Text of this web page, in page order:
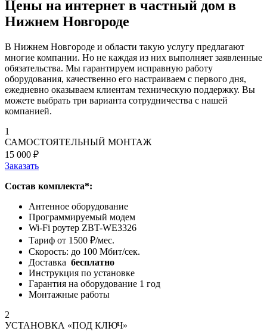
Цены на интернет в частный дом в
Нижнем Новгороде
В Нижнем Новгороде и области такую услугу предлагают
многие компании. Но не каждая из них выполняет заявленные
обязательства. Мы гарантируем исправную работу
оборудования, качественно его настраиваем с первого дня,
ежедневно оказываем клиентам техническую поддержку. Вы
можете выбрать три варианта сотрудничества с нашей
компанией.
1
САМОСТОЯТЕЛЬНЫЙ МОНТАЖ
15 000 ₽
Заказать
Состав комплекта*:
Антенное оборудование
Программируемый модем
Wi-Fi роутер ZBT-WE3326
Тариф от 1500 ₽/мес.
Скорость: до 100 Мбит/сек.
Доставка бесплатно
Инструкция по установке
Гарантия на оборудование 1 год
Монтажные работы
2
УСТАНОВКА «ПОД КЛЮЧ»